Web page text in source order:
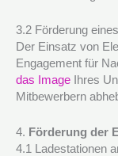
3.2 Förderung
Der Einsatz von
Engagement für
das Image Ihres
Mitbewerbern
4. Förderung der
4.1 Ladestationen